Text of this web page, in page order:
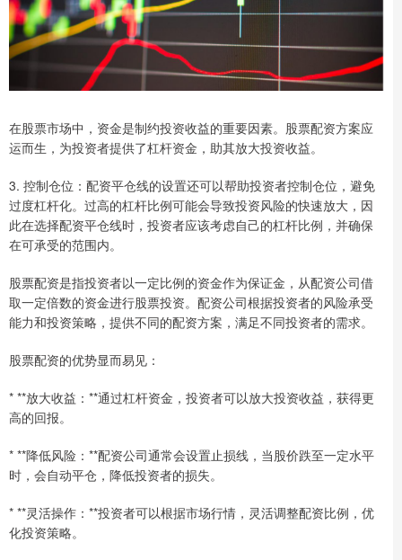
在股票市场中，资金是制约投资收益的重要因素。股票配资方案应
运而生，为投资者提供了杠杆资金，助其放大投资收益。
3. 控制仓位：配资平仓线的设置还可以帮助投资者控制仓位，避免
过度杠杆化。过高的杠杆比例可能会导致投资风险的快速放大，因
此在选择配资平仓线时，投资者应该考虑自己的杠杆比例，并确保
在可承受的范围内。
股票配资是指投资者以一定比例的资金作为保证金，从配资公司借
取一定倍数的资金进行股票投资。配资公司根据投资者的风险承受
能力和投资策略，提供不同的配资方案，满足不同投资者的需求。
股票配资的优势显而易见：
* **放大收益：**通过杠杆资金，投资者可以放大投资收益，获得更
高的回报。
* **降低风险：**配资公司通常会设置止损线，当股价跌至一定水平
时，会自动平仓，降低投资者的损失。
* **灵活操作：**投资者可以根据市场行情，灵活调整配资比例，优
化投资策略。